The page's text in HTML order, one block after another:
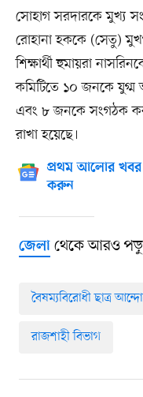
সোহাগ সরদারকে মুখ্য
রোহানা হককে (সেতু)
শিক্ষার্থী হুমায়রা
কমিটিতে ১০ জনকে
এবং ৮ জনকে সংগঠক
রাখা হয়েছে।
প্রথম আলোর
করুন
জেলাথেকে আরও
বৈষম্যবিরোধী ছাত্র
রাজশাহী বিভাগ